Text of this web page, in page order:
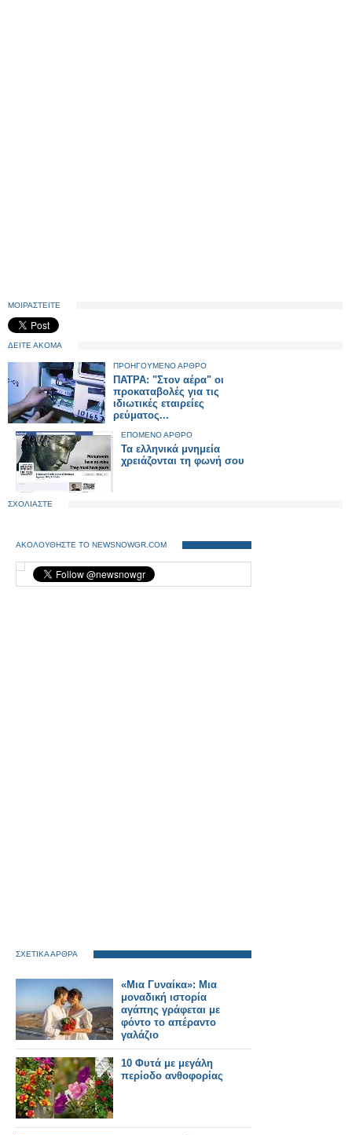
ΜΟΙΡΑΣΤΕΙΤΕ
ΔΕΙΤΕ ΑΚΟΜΑ
ΠΡΟΗΓΟΥΜΕΝΟ ΑΡΘΡΟ
ΠΑΤΡΑ: "Στον αέρα" οι
προκαταβολές για τις
ιδιωτικές εταιρείες
ρεύματος...
ΕΠΟΜΕΝΟ ΑΡΘΡΟ
Τα ελληνικά μνημεία
χρειάζονται τη φωνή σου
ΣΧΟΛΙΑΣΤΕ
ΑΚΟΛΟΥΘΗΣΤΕ ΤΟ NEWSNOWGR.COM
ΣΧΕΤΙΚΑ ΑΡΘΡΑ
«Μια Γυναίκα»: Μια
μοναδική ιστορία
αγάπης γράφεται με
φόντο το απέραντο
γαλάζιο
10 Φυτά με μεγάλη
περίοδο ανθοφορίας